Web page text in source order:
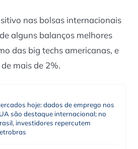
nas bolsas internacionais
alguns balanços melhores
das big techs americanas, e
mais de 2%.
hoje: dados de emprego nos
são destaque internacional; no
investidores repercutem